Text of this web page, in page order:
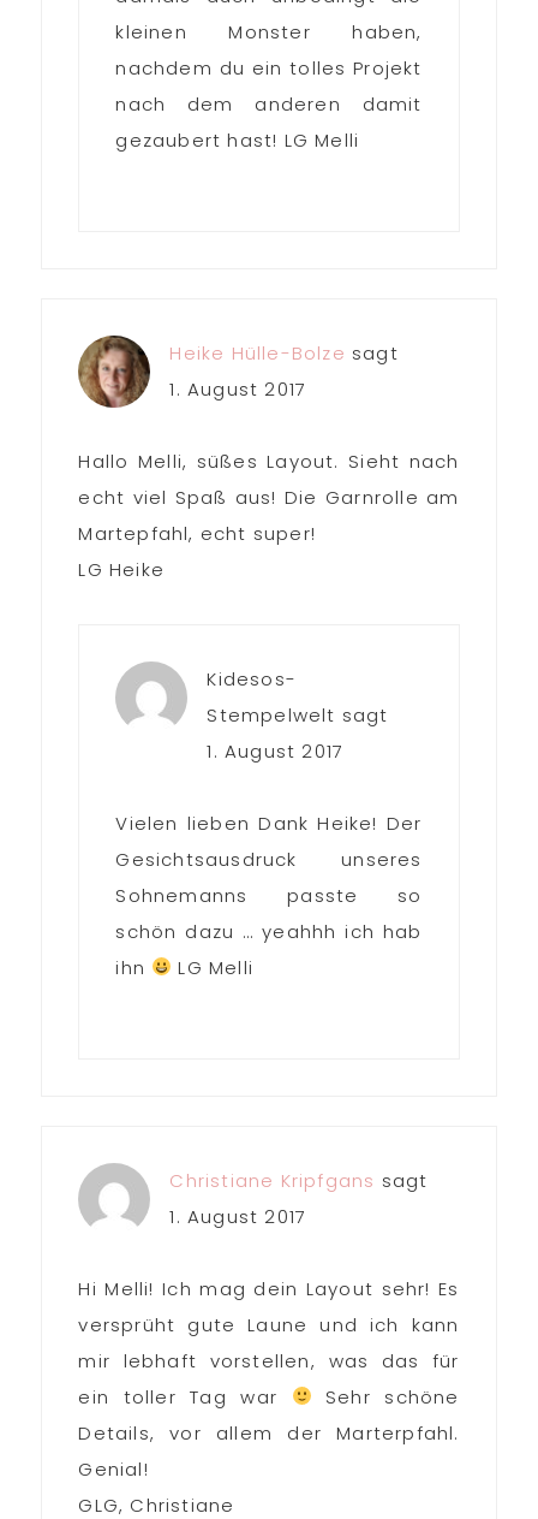
kleinen Monster haben,
nachdem du ein tolles Projekt
nach dem anderen damit
gezaubert hast! LG Melli
Heike Hülle-Bolze sagt
1. August 2017
Hallo Melli, süßes Layout. Sieht nach
echt viel Spaß aus! Die Garnrolle am
Martepfahl, echt super!
LG Heike
Kidesos-
Stempelwelt sagt
1. August 2017
Vielen lieben Dank Heike! Der
Gesichtsausdruck unseres
Sohnemanns passte so
schön dazu … yeahhh ich hab
ihn
LG Melli
Christiane Kripfgans sagt
1. August 2017
Hi Melli! Ich mag dein Layout sehr! Es
versprüht gute Laune und ich kann
mir lebhaft vorstellen, was das für
ein toller Tag war
Sehr schöne
Details, vor allem der Marterpfahl.
Genial!
GLG, Christiane